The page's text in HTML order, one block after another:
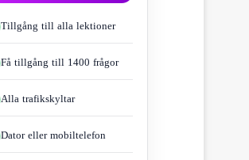
Tillgång till alla lektioner
Få tillgång till 1400 frågor
Alla trafikskyltar
Dator eller mobiltelefon